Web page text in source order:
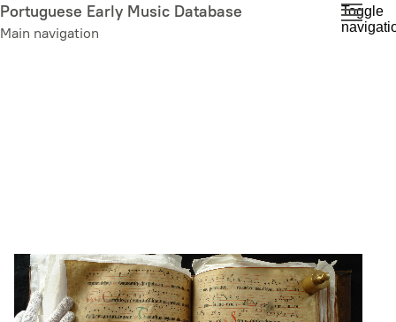
Skip
to
Portuguese Early Music Database
Main navigation
Toggle